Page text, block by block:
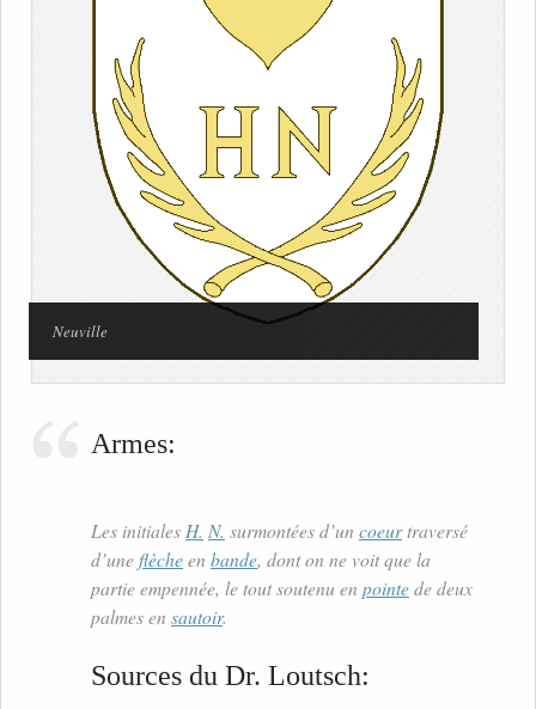
Neuville
Armes:
Les initiales H. N. surmontées d’un coeurtraversé
d’uneflècheen bande, dont on ne voit que la
partie empennée, le tout soutenu en pointede deux
palmes en sautoir.
Sources du Dr. Loutsch: